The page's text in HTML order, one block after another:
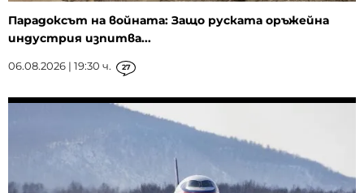
Парадоксът на войната: Защо руската оръжейна
индустрия изпитва...
06.08.2026 | 19:30 ч. 27